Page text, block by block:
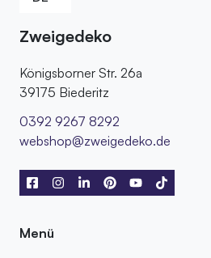
Zweigedeko
Königsborner Str. 26a
39175 Biederitz
0392 9267 8292
webshop@zweigedeko.de
Menü